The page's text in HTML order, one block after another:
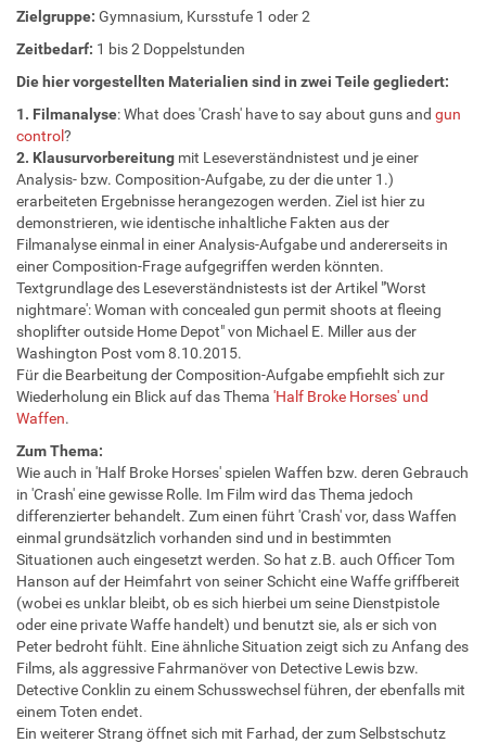
Zielgruppe: Gymnasium, Kursstufe 1 oder 2
Zeitbedarf: 1 bis 2 Doppelstunden
Die hier vorgestellten Materialien sind in zwei Teile gegliedert:
1. Filmanalyse: What does 'Crash' have to say about guns and gun
control?
2. Klausurvorbereitung mit Leseverständnistest und je einer
Analysis- bzw. Composition-Aufgabe, zu der die unter 1.)
erarbeiteten Ergebnisse herangezogen werden. Ziel ist hier zu
demonstrieren, wie identische inhaltliche Fakten aus der
Filmanalyse einmal in einer Analysis-Aufgabe und andererseits in
einer Composition-Frage aufgegriffen werden könnten.
Textgrundlage des Leseverständnistests ist der Artikel "'Worst
nightmare': Woman with concealed gun permit shoots at fleeing
shoplifter outside Home Depot" von Michael E. Miller aus der
Washington Post vom 8.10.2015.
Für die Bearbeitung der Composition-Aufgabe empfiehlt sich zur
Wiederholung ein Blick auf das Thema 'Half Broke Horses' und
Waffen.
Zum Thema:
Wie auch in 'Half Broke Horses' spielen Waffen bzw. deren Gebrauch
in 'Crash' eine gewisse Rolle. Im Film wird das Thema jedoch
differenzierter behandelt. Zum einen führt 'Crash' vor, dass Waffen
einmal grundsätzlich vorhanden sind und in bestimmten
Situationen auch eingesetzt werden. So hat z.B. auch Officer Tom
Hanson auf der Heimfahrt von seiner Schicht eine Waffe griffbereit
(wobei es unklar bleibt, ob es sich hierbei um seine Dienstpistole
oder eine private Waffe handelt) und benutzt sie, als er sich von
Peter bedroht fühlt. Eine ähnliche Situation zeigt sich zu Anfang des
Films, als aggressive Fahrmanöver von Detective Lewis bzw.
Detective Conklin zu einem Schusswechsel führen, der ebenfalls mit
einem Toten endet.
Ein weiterer Strang öffnet sich mit Farhad, der zum Selbstschutz